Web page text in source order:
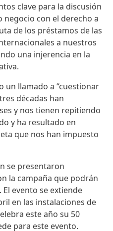
clave para la discusión
negocio con el derecho a
de los préstamos de las
a nuestros
una injerencia en la
un llamado a “cuestionar
décadas han
y nos tienen repitiendo
y ha resultado en
que nos han impuesto
se presentaron
la campaña que podrán
evento se extiende
en las instalaciones de
este año su 50
para este evento.